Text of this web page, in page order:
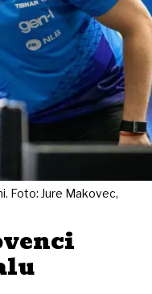
Foto: Jure Makovec,